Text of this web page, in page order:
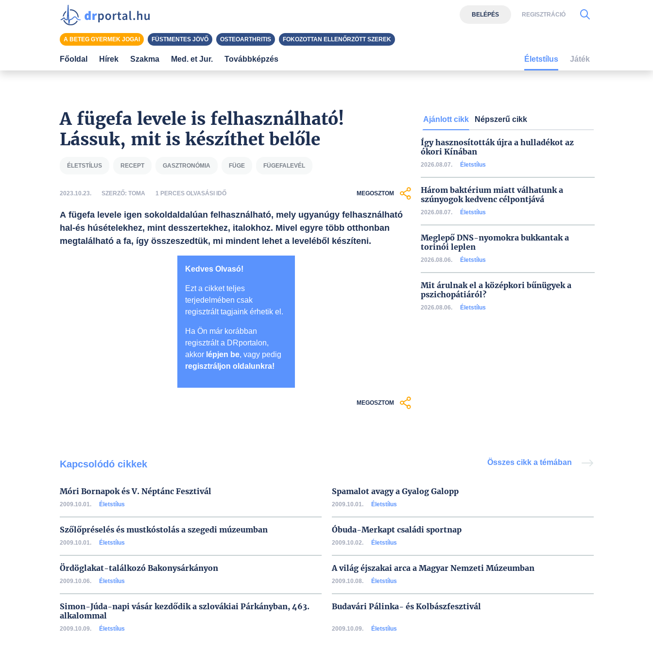
A fügefa levele is felhasználható!
Lássuk, mit is készíthet belőle
ÉLETSTÍLUS RECEPT GASZTRONÓMIA FÜGE FÜGEFALEVÉL
2023.10.23. SZERZŐ: TOMA 1 PERCES OLVASÁSI IDŐ MEGOSZTOM
A fügefa levele igen sokoldaldalúan felhasználható, mely ugyanúgy felhasználható
hal-és húsételekhez, mint desszertekhez, italokhoz. Mivel egyre több otthonban
megtalálható a fa, így összeszedtük, mi mindent lehet a leveléből készíteni.
Kedves Olvasó!
Ezt a cikket teljes
terjedelmében csak
regisztrált tagjaink érhetik el.
Ha Ön már korábban
regisztrált a DRportalon,
akkor lépjen be, vagy pedig
regisztráljon oldalunkra!
MEGOSZTOM
Ajánlott cikk Népszerű cikk
Így hasznosították újra a hulladékot az
ókori Kínában
2026.08.07. Életstílus
Három baktérium miatt válhatunk a
szúnyogok kedvenc célpontjává
2026.08.07. Életstílus
Meglepő DNS-nyomokra bukkantak a
torinói leplen
2026.08.06. Életstílus
Mit árulnak el a középkori bűnügyek a
pszichopátiáról?
2026.08.06. Életstílus
Kapcsolódó cikkek Összes cikk a témában
Móri Bornapok és V. Néptánc Fesztivál
2009.10.01. Életstílus
Spamalot avagy a Gyalog Galopp
2009.10.01. Életstílus
Szőlőpréselés és mustkóstolás a szegedi múzeumban
2009.10.01. Életstílus
Óbuda-Merkapt családi sportnap
2009.10.02. Életstílus
Ördöglakat-találkozó Bakonysárkányon
2009.10.06. Életstílus
A világ éjszakai arca a Magyar Nemzeti Múzeumban
2009.10.08. Életstílus
Simon-Júda-napi vásár kezdődik a szlovákiai Párkányban, 463.
alkalommal
2009.10.09. Életstílus
Budavári Pálinka- és Kolbászfesztivál
2009.10.09. Életstílus
BELÉPÉS REGISZTRÁCIÓ
A BETEG GYERMEK JOGAI FÜSTMENTES JÖVŐ OSTEOARTHRITIS FOKOZOTTAN ELLENŐRZÖTT SZEREK
Főoldal Hírek Szakma Med. et Jur. Továbbképzés Életstílus Játék